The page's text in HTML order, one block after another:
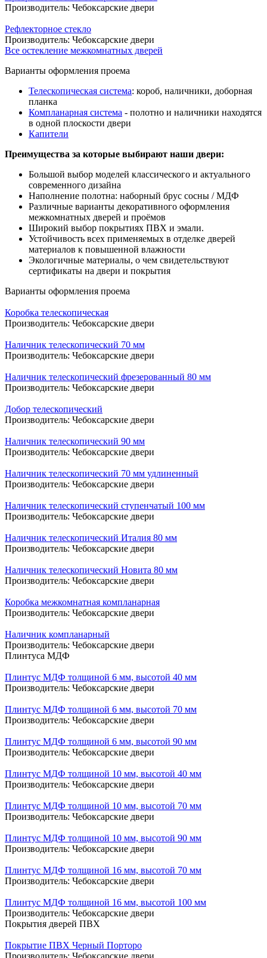
Производитель: Чебоксарские двери
Рефлекторное стекло
Производитель: Чебоксарские двери
Все остекление межкомнатных дверей
Варианты оформления проема
Телескопическая система: короб, наличники, доборная
планка
Компланарная система - полотно и наличники находятся
в одной плоскости двери
Капители
Преимущества за которые выбирают наши двери:
Большой выбор моделей классического и актуального
современного дизайна
Наполнение полотна: наборный брус сосны / МДФ
Различные варианты декоративного оформления
межкомнатных дверей и проёмов
Широкий выбор покрытиях ПВХ и эмали.
Устойчивость всех применяемых в отделке дверей
материалов к повышенной влажности
Экологичные материалы, о чем свидетельствуют
сертификаты на двери и покрытия
Варианты оформления проема
Коробка телескопическая
Производитель: Чебоксарские двери
Наличник телескопический 70 мм
Производитель: Чебоксарские двери
Наличник телескопический фрезерованный 80 мм
Производитель: Чебоксарские двери
Добор телескопический
Производитель: Чебоксарские двери
Наличник телескопический 90 мм
Производитель: Чебоксарские двери
Наличник телескопический 70 мм удлиненный
Производитель: Чебоксарские двери
Наличник телескопический ступенчатый 100 мм
Производитель: Чебоксарские двери
Наличник телескопический Италия 80 мм
Производитель: Чебоксарские двери
Наличник телескопический Новита 80 мм
Производитель: Чебоксарские двери
Коробка межкомнатная компланарная
Производитель: Чебоксарские двери
Наличник компланарный
Производитель: Чебоксарские двери
Плинтуса МДФ
Плинтус МДФ толщиной 6 мм, высотой 40 мм
Производитель: Чебоксарские двери
Плинтус МДФ толщиной 6 мм, высотой 70 мм
Производитель: Чебоксарские двери
Плинтус МДФ толщиной 6 мм, высотой 90 мм
Производитель: Чебоксарские двери
Плинтус МДФ толщиной 10 мм, высотой 40 мм
Производитель: Чебоксарские двери
Плинтус МДФ толщиной 10 мм, высотой 70 мм
Производитель: Чебоксарские двери
Плинтус МДФ толщиной 10 мм, высотой 90 мм
Производитель: Чебоксарские двери
Плинтус МДФ толщиной 16 мм, высотой 70 мм
Производитель: Чебоксарские двери
Плинтус МДФ толщиной 16 мм, высотой 100 мм
Производитель: Чебоксарские двери
Покрытия дверей ПВХ
Покрытие ПВХ Черный Порторо
Производитель: Чебоксарские двери